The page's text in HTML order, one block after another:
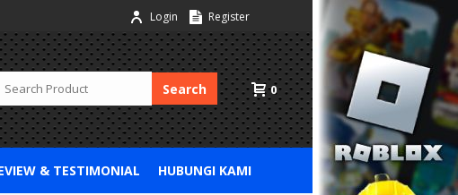
Login Register
Search 0
& TESTIMONIAL HUBUNGI KAMI